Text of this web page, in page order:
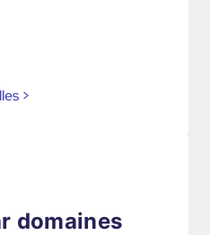
>
domaines